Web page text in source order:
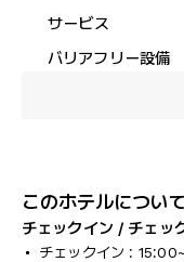
サービス
バリアフリー設備
このホテルについ
チェックイン / チェッ
チェックイン :